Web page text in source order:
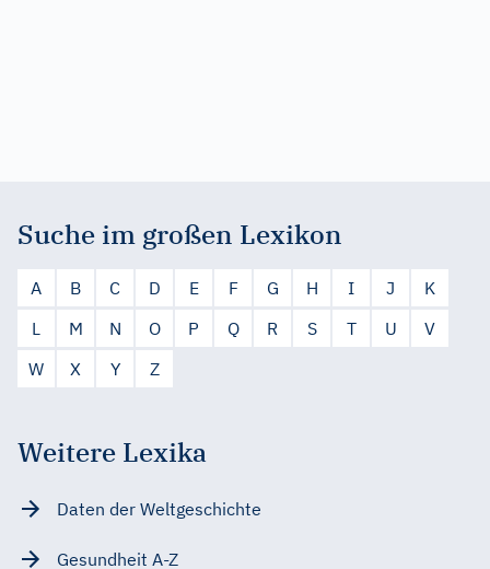
Suche im großen Lexikon
A B C D E F G H I J
K
L
M N O P Q R S T U
V
W
X Y Z
Weitere Lexika
Daten der Weltgeschichte
Gesundheit A-Z